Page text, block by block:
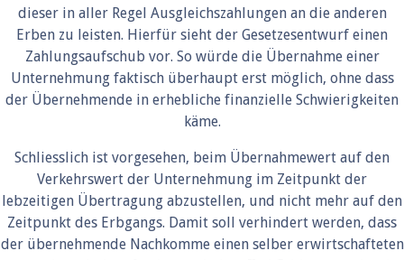
dieser in aller Regel Ausgleichszahlungen an die anderen
Erben zu leisten. Hierfür sieht der Gesetzesentwurf einen
Zahlungsaufschub vor. So würde die Übernahme einer
Unternehmung faktisch überhaupt erst möglich, ohne dass
der Übernehmende in erhebliche finanzielle Schwierigkeiten
käme.
Schliesslich ist vorgesehen, beim Übernahmewert auf den
Verkehrswert der Unternehmung im Zeitpunkt der
lebzeitigen Übertragung abzustellen, und nicht mehr auf den
Zeitpunkt des Erbgangs. Damit soll verhindert werden, dass
der übernehmende Nachkomme einen selber erwirtschafteten